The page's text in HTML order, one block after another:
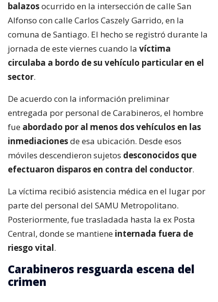
balazosocurrido en la intersección de calle San
Alfonso con calle Carlos Caszely Garrido, en la
comuna de Santiago. El hecho se registró durante la
jornada de este viernes cuando la víctima
circulaba a bordo de su vehículo particular en el
sector.
De acuerdo con la información preliminar
entregada por personal de Carabineros, el hombre
fue abordado por al menos dos vehículos en las
inmediacionesde esa ubicación. Desde esos
móviles descendieron sujetos desconocidos que
efectuaron disparos en contra del conductor.
La víctima recibió asistencia médica en el lugar por
parte del personal del SAMU Metropolitano.
Posteriormente, fue trasladada hasta la ex Posta
Central, donde se mantiene internada fuera de
riesgo vital.
Carabineros resguarda escena del
crimen